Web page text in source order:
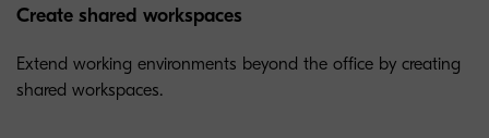
Create shared workspaces
Extend working environments beyond the office by creating
shared workspaces.